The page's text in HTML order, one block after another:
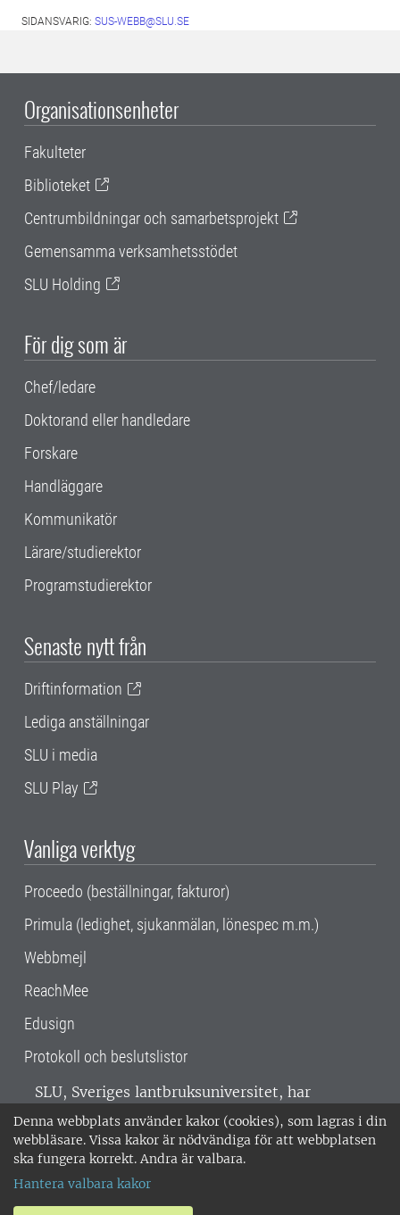
Denna webbplats använder kakor (cookies), som lagras i din
webbläsare. Vissa kakor är nödvändiga för att webbplatsen
ska fungera korrekt. Andra är valbara.
Hantera valbara kakor
SIDANSVARIG: SUS-WEBB@SLU.SE
Organisationsenheter
Fakulteter
Biblioteket
Centrumbildningar och samarbetsprojekt
Gemensamma verksamhetsstödet
SLU Holding
För dig som är
Chef/ledare
Doktorand eller handledare
Forskare
Handläggare
Kommunikatör
Lärare/studierektor
Programstudierektor
Senaste nytt från
Driftinformation
Lediga anställningar
SLU i media
SLU Play
Vanliga verktyg
Proceedo (beställningar, fakturor)
Primula (ledighet, sjukanmälan, lönespec m.m.)
Webbmejl
ReachMee
Edusign
Protokoll och beslutslistor
SLU, Sveriges lantbruksuniversitet, har
verksamhet över hela Sverige. Huvudorter är
Alnarp, Uppsala och Umeå.SLU är
miljöcertifierat enligt ISO 14001. •
018-67 10 00 • Org nr: 202100-2817 •